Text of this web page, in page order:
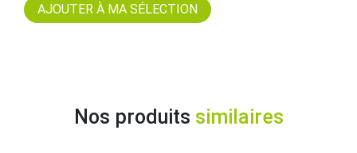
Nos produits similaires